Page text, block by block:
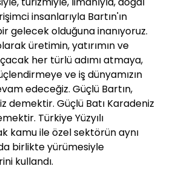
insanlarıyla Bartın'ın
gelecek olduğuna inanıyoruz.
üretimin, yatırımın ve
her türlü adımı atmaya,
ve iş dünyamızın
edeceğiz. Güçlü Bartın,
demektir. Güçlü Batı Karadeniz
Türkiye Yüzyılı
kamu ile özel sektörün aynı
birlikte yürümesiyle
kullandı.